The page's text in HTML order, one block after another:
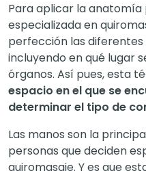
Para aplicar la
especializada en
perfección las
incluyendo en qué lugar
órganos. Así pues, esta
espacio en el que se
determinar el tipo de
Las manos son la
personas que deciden
quiromasaje. Y es que